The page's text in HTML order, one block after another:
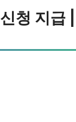
청 지급